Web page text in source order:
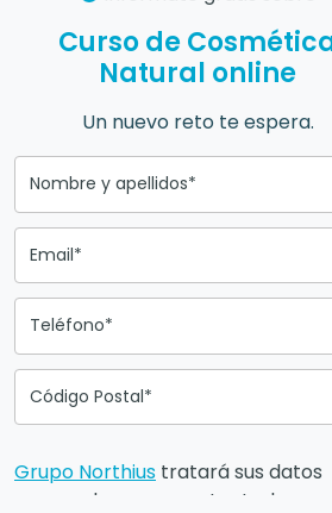
Curso de
Natural online
Un nuevo reto te espera.
Nombre y apellidos*
Email*
Teléfono*
Código Postal*
Grupo Northius tratará sus datos
personales para contactarle por